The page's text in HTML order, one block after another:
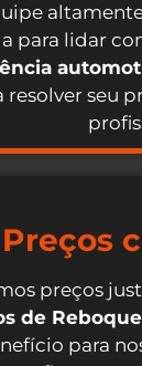
para lidar
resolver seu
Preços
preços
de Reboque
para